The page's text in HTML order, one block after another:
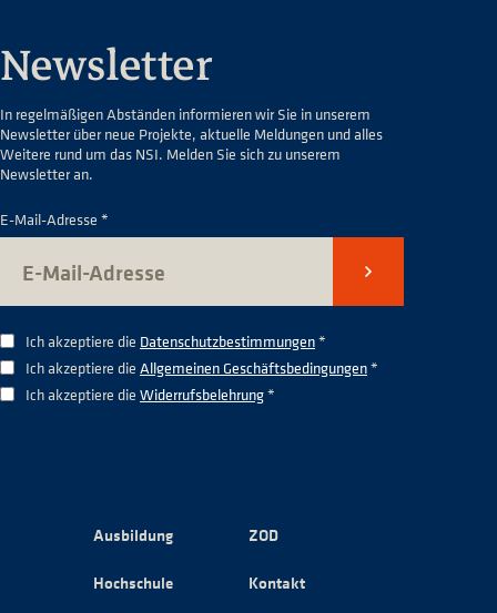
Newsletter
In regelmäßigen Abständen informieren wir Sie in unserem
Newsletter über neue Projekte, aktuelle Meldungen und alles
Weitere rund um das NSI. Melden Sie sich zu unserem
Newsletter an.
E-Mail-Adresse *
Senden
Ich akzeptiere die Datenschutzbestimmungen*
Ich akzeptiere die Allgemeinen Geschäftsbedingungen*
Ich akzeptiere die Widerrufsbelehrung*
Ausbildung
Hochschule
ZOD
Kontakt